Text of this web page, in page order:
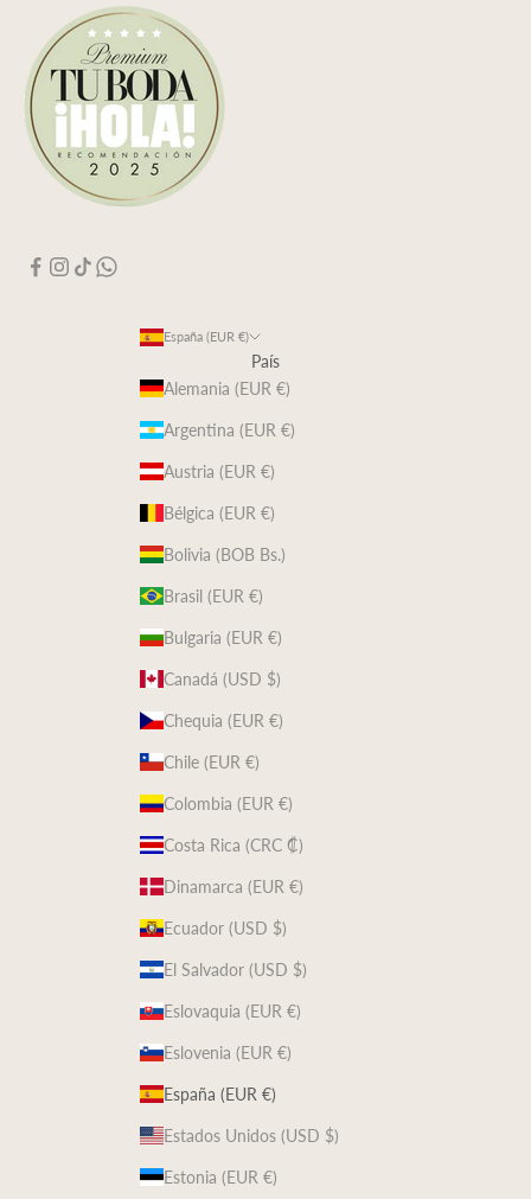
España (EUR €)
País
Alemania (EUR €)
Argentina (EUR €)
Austria (EUR €)
Bélgica (EUR €)
Bolivia (BOB Bs.)
Brasil (EUR €)
Bulgaria (EUR €)
Canadá (USD $)
Chequia (EUR €)
Chile (EUR €)
Colombia (EUR €)
Costa Rica (CRC ₡)
Dinamarca (EUR €)
Ecuador (USD $)
El Salvador (USD $)
Eslovaquia (EUR €)
Eslovenia (EUR €)
España (EUR €)
Estados Unidos (USD $)
Estonia (EUR €)